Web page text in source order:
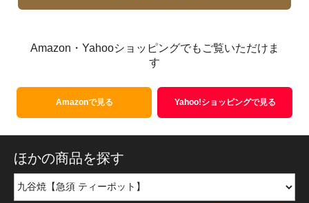
Amazon・Yahooショッピングでもご覧いただけま
す
Amazonで見る Yahoo!ショッピングで見る
ほかの商品を探す